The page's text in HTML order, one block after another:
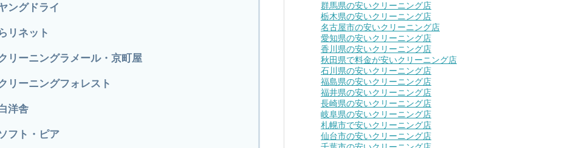
ングドライ
リネット
リーニングラメール・京町屋
リーニングフォレスト
洋舎
フト・ピア
群馬県の安いクリーニング店
栃木県の安いクリーニング店
名古屋市の安いクリーニング店
愛知県の安いクリーニング店
香川県の安いクリーニング店
秋田県で料金が安いクリーニング店
石川県の安いクリーニング店
福島県の安いクリーニング店
福井県の安いクリーニング店
長崎県の安いクリーニング店
岐阜県の安いクリーニング店
札幌市で安いクリーニング店
仙台市の安いクリーニング店